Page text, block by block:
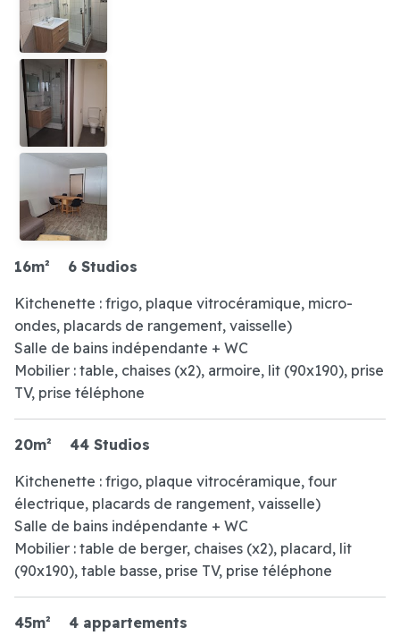
16m² 6 Studios
Kitchenette : frigo, plaque vitrocéramique, micro-
ondes, placards de rangement, vaisselle)
Salle de bains indépendante + WC
Mobilier : table, chaises (x2), armoire, lit (90x190), prise
TV, prise téléphone
20m² 44 Studios
Kitchenette : frigo, plaque vitrocéramique, four
électrique, placards de rangement, vaisselle)
Salle de bains indépendante + WC
Mobilier : table de berger, chaises (x2), placard, lit
(90x190), table basse, prise TV, prise téléphone
45m² 4 appartements